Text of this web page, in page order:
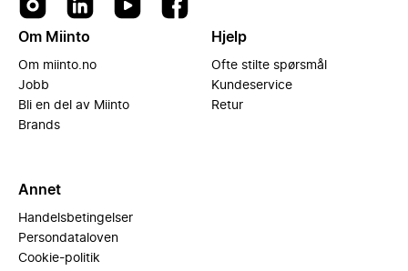
Om Miinto
Om miinto.no
Jobb
Bli en del av Miinto
Brands
Hjelp
Ofte stilte spørsmål
Kundeservice
Retur
Annet
Handelsbetingelser
Persondataloven
Cookie-politik